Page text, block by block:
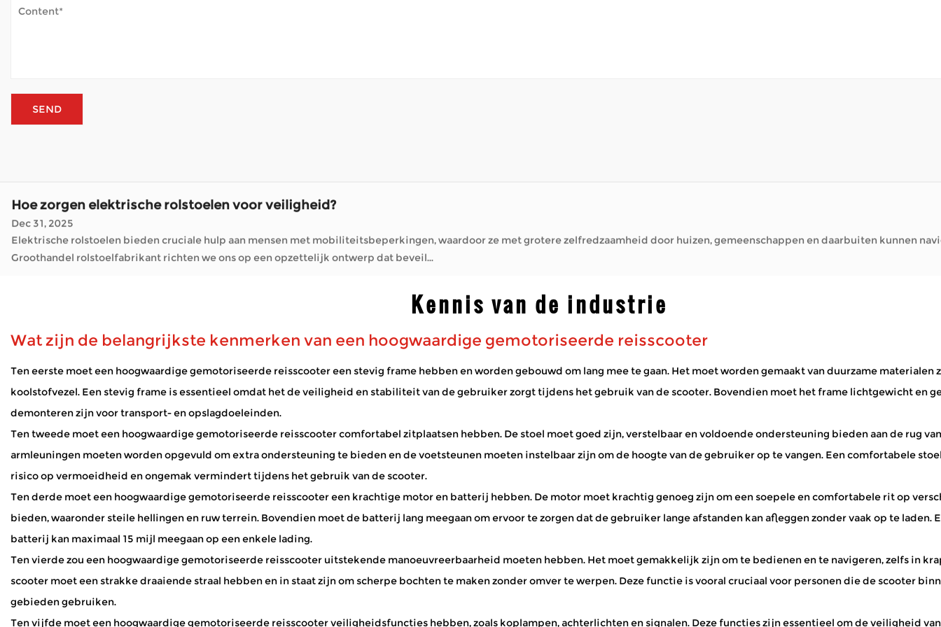
Dec 31, 2025
Elektrische rolstoelen hebben veranderd hoeveel mensen zich door hun dagen verplaatsen. Als een Groothandel rolstoelfabrikant Bedrijven zoals bedrijven die gespecialiseerd zijn in mobiliteitsoplossingen
bieden manieren om boodschappen te doen, vrienden te bezoeken of gewoon buiten t...
Hoe zorgen elektrische rolstoelen voor veiligheid?
Dec 31, 2025
Elektrische rolstoelen bieden cruciale hulp aan mensen met mobiliteitsbeperkingen, waardoor ze met grotere zelfredzaamheid door huizen, gemeenschappen en daarbuiten kunnen
Groothandel rolstoelfabrikant richten we ons op een opzettelijk ontwerp dat beveil...
Elektrische rolstoelen hebben veranderd hoeveel mensen zich door hun dagen verplaatsen. Als een Groothandel rolstoelfabrikant Bedrijven zoals bedrijven die gespecialiseerd zijn in mobiliteitsoplossingen
Hoe gaat een scootmobiel om met buitenweer?
Jan 02, 2026
gewoon frisse lucht te halen – zonder voortdurende vermoeidheid. Wanneer een scooter regelmatig...
Hoe zorgen elektrische rolstoelen voor veiligheid?
Dec 31, 2025
Elektrische rolstoelen bieden cruciale hulp aan mensen met mobiliteitsbeperkingen, waardoor ze met grotere zelfredzaamheid door huizen, gemeenschappen en daarbuiten kunnen
Groothandel rolstoelfabrikant richten we ons op een opzettelijk ontwerp dat beveil...
Kennis van de industrie
Wat zijn de belangrijkste kenmerken van een hoogwaardige gemotoriseerde reisscooter
Ten eerste moet een hoogwaardige gemotoriseerde reisscooter een stevig frame hebben en worden gebouwd om lang mee te gaan. Het moet worden gemaakt van duurzame materialen
koolstofvezel. Een stevig frame is essentieel omdat het de veiligheid en stabiliteit van de gebruiker zorgt tijdens het gebruik van de scooter. Bovendien moet het frame lichtgewicht en
demonteren zijn voor transport- en opslagdoeleinden.
Ten tweede moet een hoogwaardige gemotoriseerde reisscooter comfortabel zitplaatsen hebben. De stoel moet goed zijn, verstelbaar en voldoende ondersteuning bieden aan de rug
armleuningen moeten worden opgevuld om extra ondersteuning te bieden en de voetsteunen moeten instelbaar zijn om de hoogte van de gebruiker op te vangen. Een comfortabele
risico op vermoeidheid en ongemak vermindert tijdens het gebruik van de scooter.
Ten derde moet een hoogwaardige gemotoriseerde reisscooter een krachtige motor en batterij hebben. De motor moet krachtig genoeg zijn om een ​​soepele en comfortabele rit op
bieden, waaronder steile hellingen en ruw terrein. Bovendien moet de batterij lang meegaan om ervoor te zorgen dat de gebruiker lange afstanden kan afleggen zonder vaak op te laden.
batterij kan maximaal 15 mijl meegaan op een enkele lading.
Ten vierde zou een hoogwaardige gemotoriseerde reisscooter uitstekende manoeuvreerbaarheid moeten hebben. Het moet gemakkelijk zijn om te bedienen en te navigeren, zelfs in
scooter moet een strakke draaiende straal hebben en in staat zijn om scherpe bochten te maken zonder omver te werpen. Deze functie is vooral cruciaal voor personen die de scooter
gebieden gebruiken.
Ten vijfde moet een hoogwaardige gemotoriseerde reisscooter veiligheidsfuncties hebben, zoals koplampen, achterlichten en signalen. Deze functies zijn essentieel om de veiligheid